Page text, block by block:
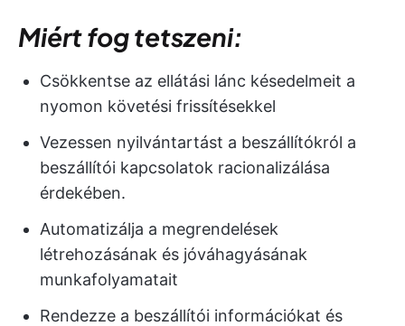
Miért fog tetszeni:
Csökkentse az ellátási lánc késedelmeit a
nyomon követési frissítésekkel
Vezessen nyilvántartást a beszállítókról a
beszállítói kapcsolatok racionalizálása
érdekében.
Automatizálja a megrendelések
létrehozásának és jóváhagyásának
munkafolyamatait
Rendezze a beszállítói információkat és